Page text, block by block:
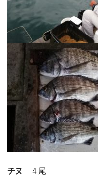
チヌ ４尾